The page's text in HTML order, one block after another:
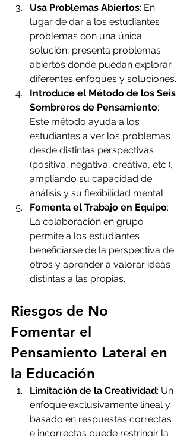
Usa Problemas Abiertos: En
lugar de dar a los estudiantes
problemas con una única
solución, presenta problemas
abiertos donde puedan explorar
diferentes enfoques y soluciones.
Introduce el Método de los Seis
Sombreros de Pensamiento:
Este método ayuda a los
estudiantes a ver los problemas
desde distintas perspectivas
(positiva, negativa, creativa, etc.),
ampliando su capacidad de
análisis y su flexibilidad mental.
Fomenta el Trabajo en Equipo:
La colaboración en grupo
permite a los estudiantes
beneficiarse de la perspectiva de
otros y aprender a valorar ideas
distintas a las propias.
Riesgos de No
Fomentar el
Pensamiento Lateral en
la Educación
Limitación de la Creatividad: Un
enfoque exclusivamente lineal y
basado en respuestas correctas
e incorrectas puede restringir la